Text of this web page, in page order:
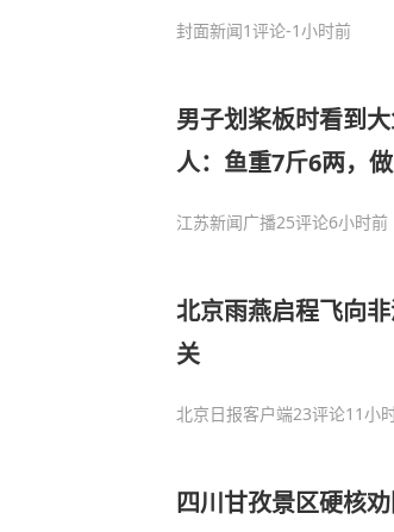
封面新闻1评论-1小时前
男子划桨板时看到
人：鱼重7斤6两，
江苏新闻广播25评论6小时前
北京雨燕启程飞向
关
北京日报客户端23评论11小
四川甘孜景区硬核